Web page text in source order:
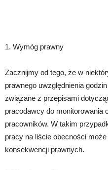
1. Wymóg prawny
Zacznijmy od tego, że w
prawnego uwzględnienia
związane z przepisami
pracodawcy do monitorowania
pracowników. W takim
pracy na liście obecności
konsekwencji prawnych.